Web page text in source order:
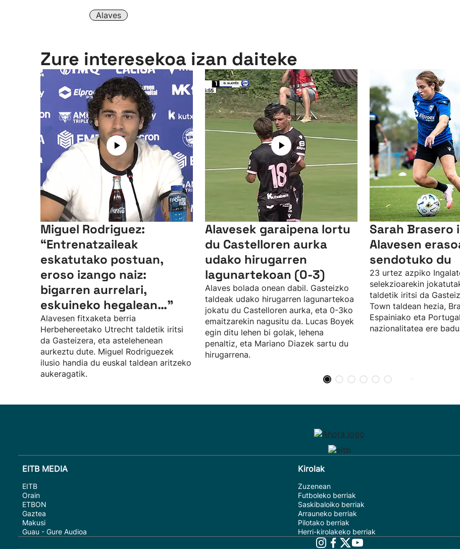
Alaves
Zure interesekoa izan daiteke
Miguel Rodriguez:
“Entrenatzaileak
eskatutako postuan,
eroso izango naiz:
bigarren aurrelari,
eskuineko hegalean…”
Alavesen fitxaketa berria
Herbehereetako Utrecht taldetik iritsi
da Gasteizera, eta astelehenean
aurkeztu dute. Miguel Rodriguezek
ilusio handia du euskal taldean aritzeko
aukeragatik.
Alavesek garaipena lortu
du Castelloren aurka
udako hirugarren
lagunartekoan (0-3)
Alaves bolada onean dabil. Gasteizko
taldeak udako hirugarren lagunartekoa
jokatu du Castelloren aurka, eta 0-3ko
emaitzarekin nagusitu da. Lucas Boyek
egin ditu lehen bi golak, lehena
penaltiz, eta Mariano Diazek sartu du
hirugarrena.
Sarah Brasero
Alavesen
sendotuko du
23 urtez azpiko
selekzioarekin
taldetik iritsi da
Town taldean hezia,
Espainiako eta
nazionalitatea ere
EITB MEDIA
EITB
Orain
ETBON
Gaztea
Makusi
Guau - Gure Audioa
Kirolak
Zuzenean
Futboleko berriak
Saskibaloiko berriak
Arrauneko berriak
Pilotako berriak
Herri-kirolakeko berriak